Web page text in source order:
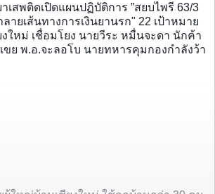
เสพติดเปิดแผนปฏิบัติการ ”สยบไพรี 63/3
ายเส้นทางการเงินยานรก" 22 เป้าหมาย
งใหม่ เชื่อมโยง นายวีระ หมื่นจะดา นักค้า
ขย พ.อ.จะลอโบ นายทหารคุมกองกำลังว้า